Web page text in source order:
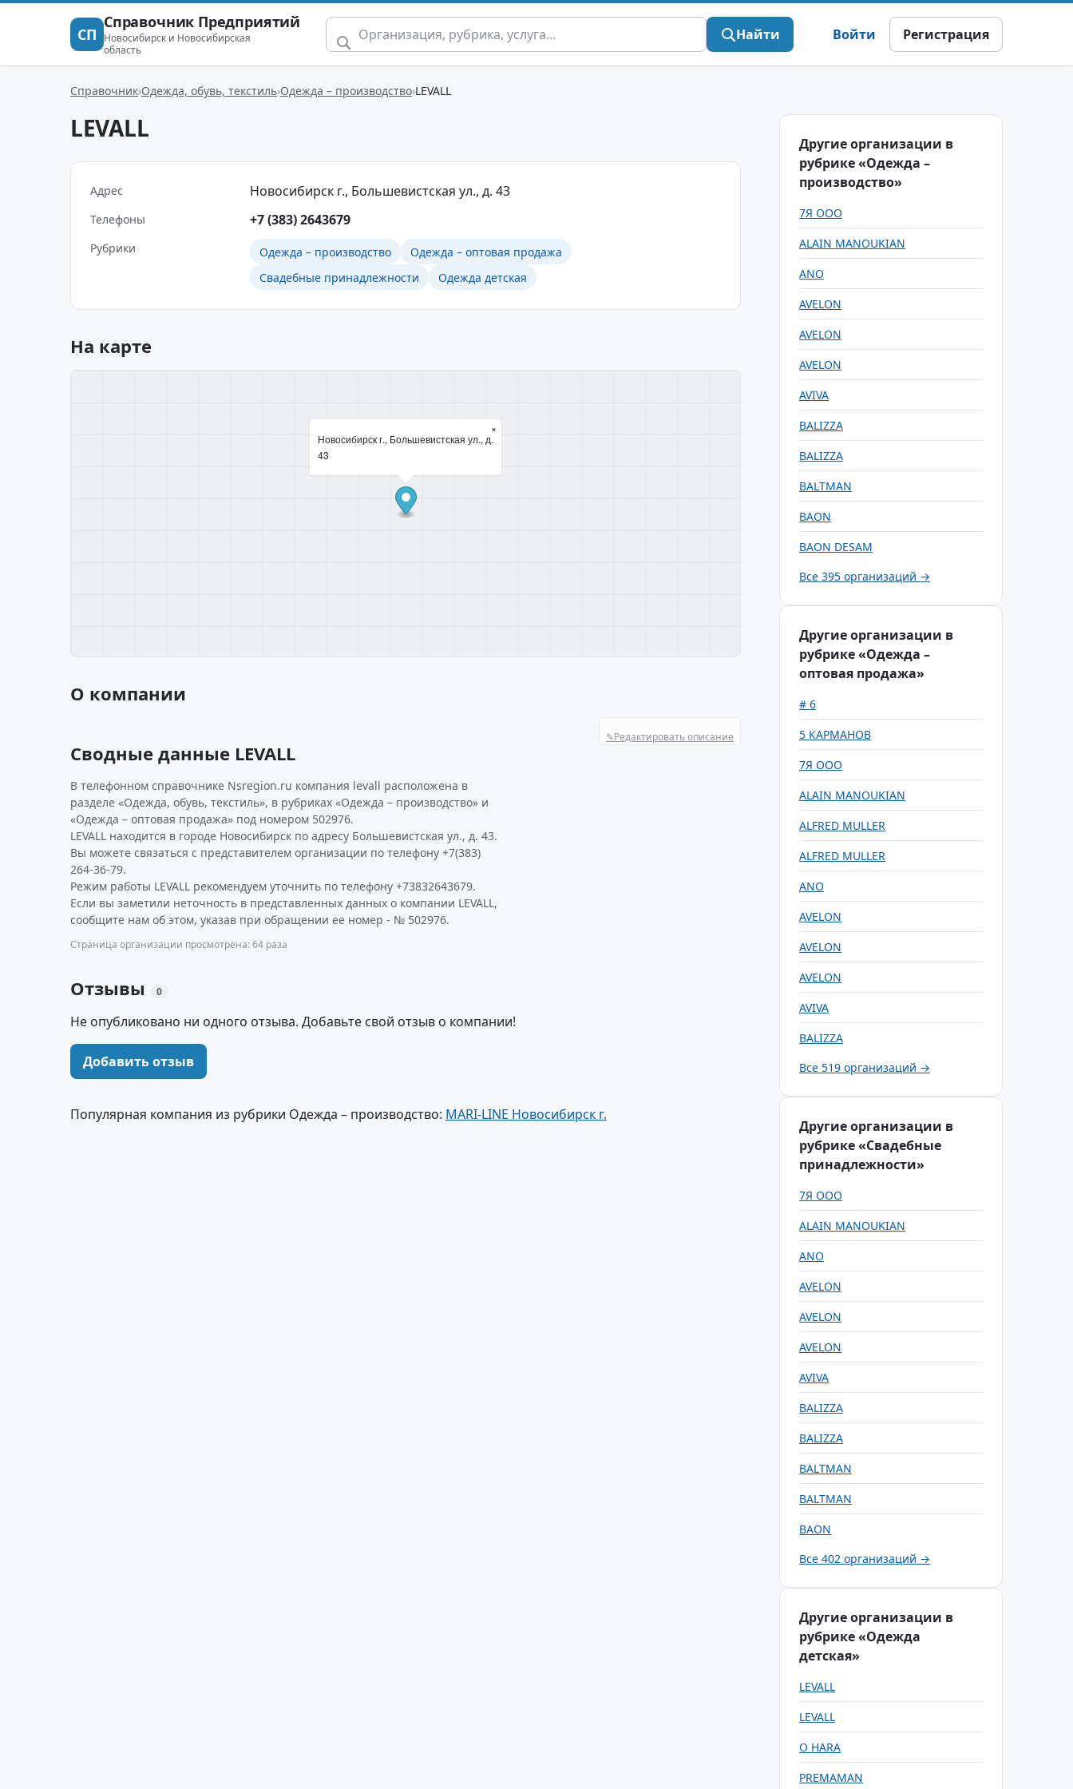
СП
Справочник Предприятий
Новосибирск и Новосибирская
область
Найти Войти Регистрация
Справочник Одежда, обувь, текстиль Одежда – производство LEVALL
LEVALL
Адрес Новосибирск г., Большевистская ул., д. 43
Телефоны +7 (383) 2643679
Рубрики Одежда – производство
Одежда – оптовая продажа
Свадебные принадлежности
Одежда детская
На карте
Новосибирск г., Большевистская ул., д.
43
×
О компании
✎Редактировать описание
Сводные данные LEVALL
В телефонном справочнике Nsregion.ru компания levall расположена в
разделе «Одежда, обувь, текстиль», в рубриках «Одежда – производство» и
«Одежда – оптовая продажа» под номером 502976.
LEVALL находится в городе Новосибирск по адресу Большевистская ул., д. 43.
Вы можете связаться с представителем организации по телефону +7(383)
264-36-79.
Режим работы LEVALL рекомендуем уточнить по телефону +73832643679.
Если вы заметили неточность в представленных данных о компании LEVALL,
сообщите нам об этом, указав при обращении ее номер - № 502976.
Страница организации просмотрена: 64 раза
Отзывы 0
Не опубликовано ни одного отзыва. Добавьте свой отзыв о компании!
Добавить отзыв
Популярная компания из рубрики Одежда – производство: MARI-LINE Новосибирск г.
Другие организации в
рубрике «Одежда –
производство»
7Я ООО
ALAIN MANOUKIAN
ANO
AVELON
AVELON
AVELON
AVIVA
BALIZZA
BALIZZA
BALTMAN
BAON
BAON DESAM
Все 395 организаций →
Другие организации в
рубрике «Одежда –
оптовая продажа»
# 6
5 КАРМАНОВ
7Я ООО
ALAIN MANOUKIAN
ALFRED MULLER
ALFRED MULLER
ANO
AVELON
AVELON
AVELON
AVIVA
BALIZZA
Все 519 организаций →
Другие организации в
рубрике «Свадебные
принадлежности»
7Я ООО
ALAIN MANOUKIAN
ANO
AVELON
AVELON
AVELON
AVIVA
BALIZZA
BALIZZA
BALTMAN
BALTMAN
BAON
Все 402 организаций →
Другие организации в
рубрике «Одежда
детская»
LEVALL
LEVALL
O HARA
PREMAMAN